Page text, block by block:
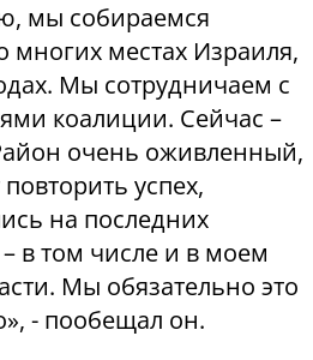
мы собираемся
многих местах Израиля,
Мы сотрудничаем с
коалиции. Сейчас –
очень оживленный,
успех,
на последних
в том числе и в моем
Мы обязательно это
- пообещал он.